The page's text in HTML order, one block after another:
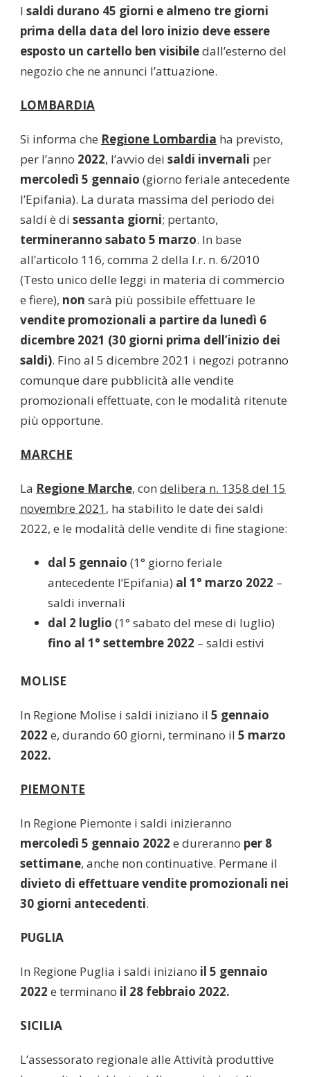
I saldi durano 45 giorni e almeno tre giorni
prima della data del loro inizio deve essere
esposto un cartello ben visibiledall’esterno del
negozio che ne annunci l’attuazione.
LOMBARDIA
Si informa che Regione Lombardia ha previsto,
per l’anno 2022, l’avvio dei saldi invernali per
mercoledì 5 gennaio (giorno feriale antecedente
l’Epifania). La durata massima del periodo dei
saldi è di sessanta giorni; pertanto,
termineranno sabato 5 marzo. In base
all’articolo 116, comma 2 della l.r. n. 6/2010
(Testo unico delle leggi in materia di commercio
e fiere), non sarà più possibile effettuare le
vendite promozionali a partire da lunedì 6
dicembre 2021 (30 giorni prima dell’inizio dei
saldi). Fino al 5 dicembre 2021 i negozi potranno
comunque dare pubblicità alle vendite
promozionali effettuate, con le modalità ritenute
più opportune.
MARCHE
La Regione Marche, con delibera n. 1358 del 15
novembre 2021, ha stabilito le date dei saldi
2022, e le modalità delle vendite di fine stagione:
dal 5 gennaio (1° giorno feriale
antecedente l’Epifania) al 1° marzo 2022 –
saldi invernali
dal 2 luglio (1° sabato del mese di luglio)
fino al 1° settembre 2022 – saldi estivi
MOLISE
In Regione Molise i saldi iniziano il 5 gennaio
2022 e, durando 60 giorni, terminano il 5 marzo
2022.
PIEMONTE
In Regione Piemonte i saldi inizieranno
mercoledì 5 gennaio 2022 e dureranno per 8
settimane, anche non continuative. Permane il
divieto di effettuare vendite promozionali nei
30 giorni antecedenti.
PUGLIA
In Regione Puglia i saldi iniziano il 5 gennaio
2022 e terminano il 28 febbraio 2022.
SICILIA
L’assessorato regionale alle Attività produttive